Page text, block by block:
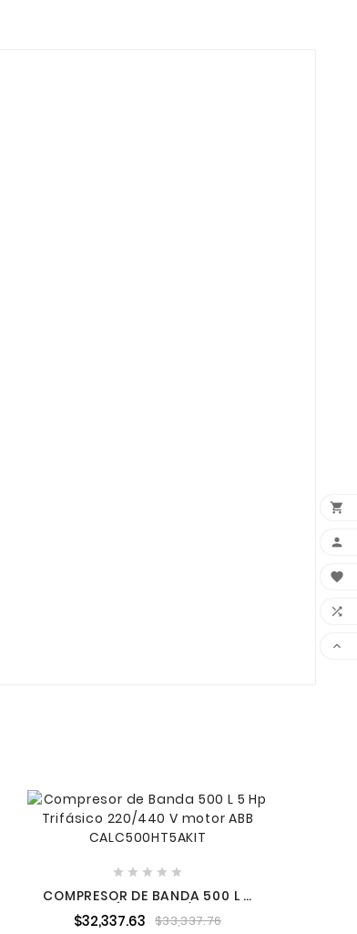
    
COMPRESOR DE BANDA 500 L 5
HP TRIFÁSICO 220/440 V
MOTOR ABB CALC500HT5AKIT
$32,337.63 $33,337.76




